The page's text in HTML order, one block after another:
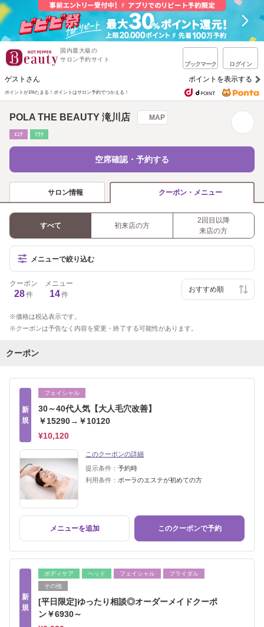
国内最大級の
サロン予約サイト
ブックマーク ログイン
ゲストさん ポイントを表示する
ポイントが1%たまる！ ポイントはサロン予約でつかえる！
POLA THE BEAUTY 滝川店 MAP
ｴｽﾃ ﾘﾗｸ
空席確認・予約する
サロン情報 クーポン・メニュー
すべて 初来店の方
2回目以降
来店の方
メニューで絞り込む
クーポン
28件
メニュー
14件
価格は税込表示です。
クーポンは予告なく内容を変更・終了する可能性があります。
クーポン
新
規
フェイシャル
30～40代人気【大人毛穴改善】
￥15290→￥10120
¥10,120
このクーポンの詳細
提示条件： 予約時
利用条件： ポーラのエステが初めての方
メニューを追加 このクーポンで予約
新
規
ボディケア ヘッド フェイシャル
ブライダル
その他
[平日限定]ゆったり相談◎オーダーメイドクーポ
ン￥6930～